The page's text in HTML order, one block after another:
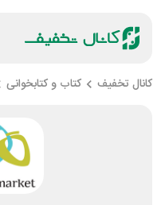
کانال تخفیف کتاب و کتابخوانی